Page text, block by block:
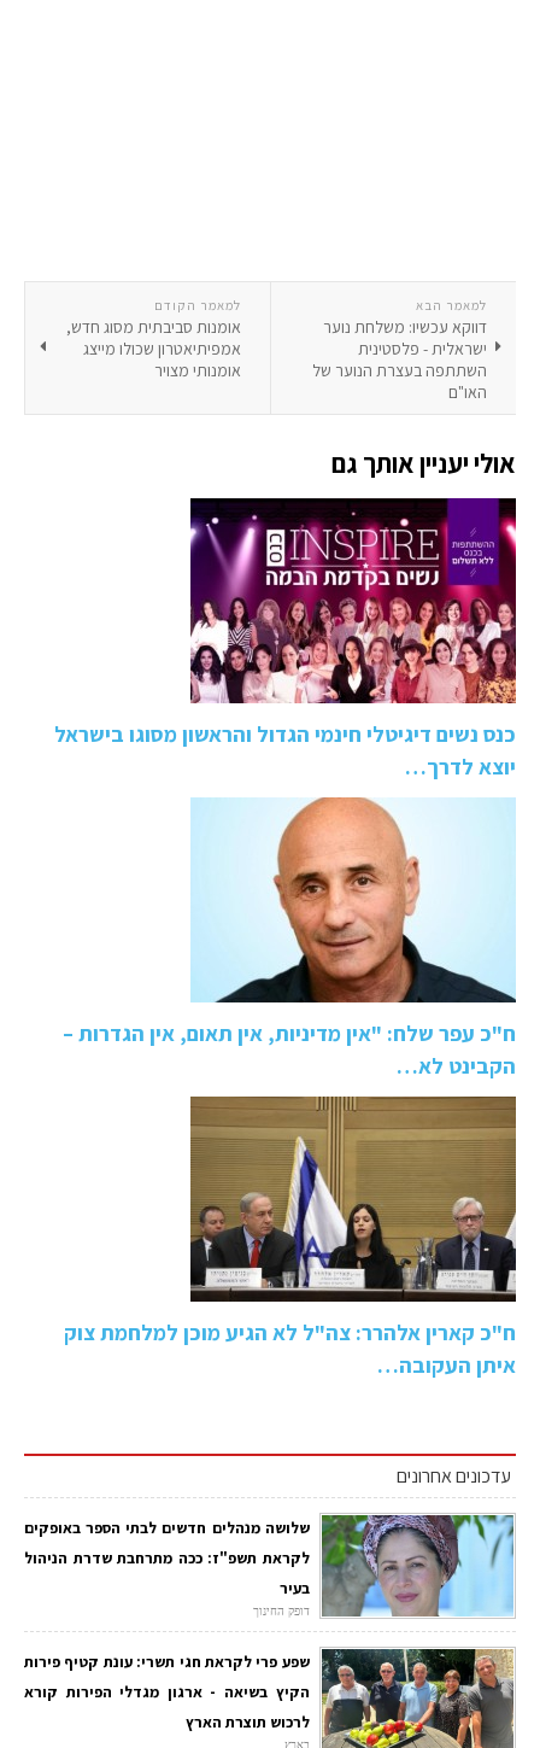
למאמר הקודם
אומנות סביבתית מסוג חדש,
אמפיתיאטרון שכולו מייצג
אומנותי מצויר
למאמר הבא
דווקא עכשיו: משלחת נוער
ישראלית - פלסטינית
השתתפה בעצרת הנוער של
האו"ם
אולי יעניין אותך גם
כנס נשים דיגיטלי חינמי הגדול והראשון מסוגו בישראל
יוצא לדרך…
ח"כ עפר שלח: "אין מדיניות, אין תאום, אין הגדרות –
הקבינט לא…
ח"כ קארין אלהרר: צה"ל לא הגיע מוכן למלחמת צוק
איתן העקובה…
עדכונים אחרונים
שלושה מנהלים חדשים לבתי הספר באופקים
לקראת תשפ"ז: ככה מתרחבת שדרת הניהול
בעיר
דופק החינוך
שפע פרי לקראת חגי תשרי: עונת קטיף פירות
הקיץ בשיאה - ארגון מגדלי הפירות קורא
לרכוש תוצרת הארץ
בארץ